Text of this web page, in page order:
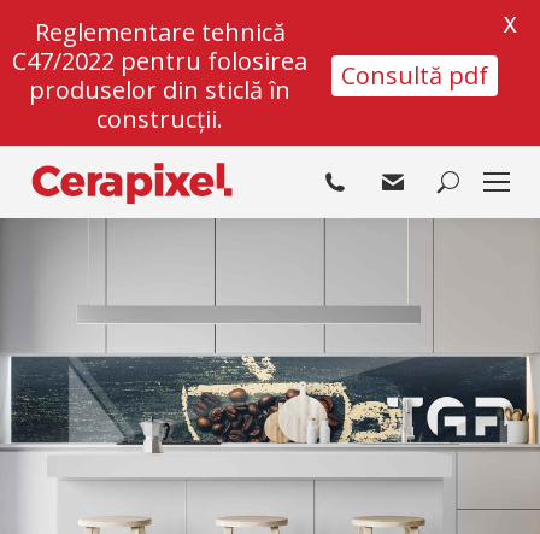
Search:
Reglementare tehnică
C47/2022 pentru folosirea
produselor din sticlă în
construcții.
Consultă pdf
X